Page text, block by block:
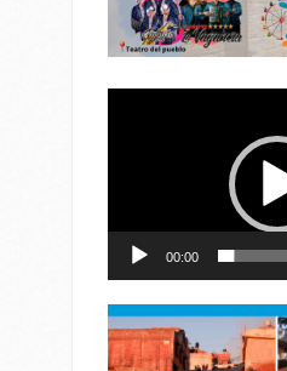
00:00